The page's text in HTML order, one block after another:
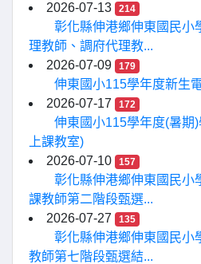
2026-07-13
214
彰化縣伸港鄉伸東國民小
理教師、調府代理教...
2026-07-09
179
伸東國小115學年度新生
2026-07-17
172
伸東國小115學年度(暑期
上課教室)
2026-07-10
157
彰化縣伸港鄉伸東國民小
課教師第二階段甄選...
2026-07-27
135
彰化縣伸港鄉伸東國民小
教師第七階段甄選結...